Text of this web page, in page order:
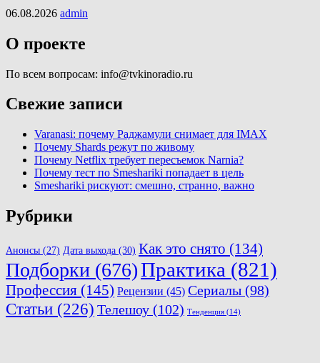
06.08.2026 admin
О проекте
По всем вопросам: info@tvkinoradio.ru
Свежие записи
Varanasi: почему Раджамули снимает для IMAX
Почему Shards режут по живому
Почему Netflix требует пересъемок Narnia?
Почему тест по Smeshariki попадает в цель
Smeshariki рискуют: смешно, странно, важно
Рубрики
Анонсы (27) Дата выхода (30) Как это снято (134)
Подборки (676)Практика (821)
Профессия (145) Рецензии (45) Сериалы (98)
Статьи (226) Телешоу (102) Тенденция (14)